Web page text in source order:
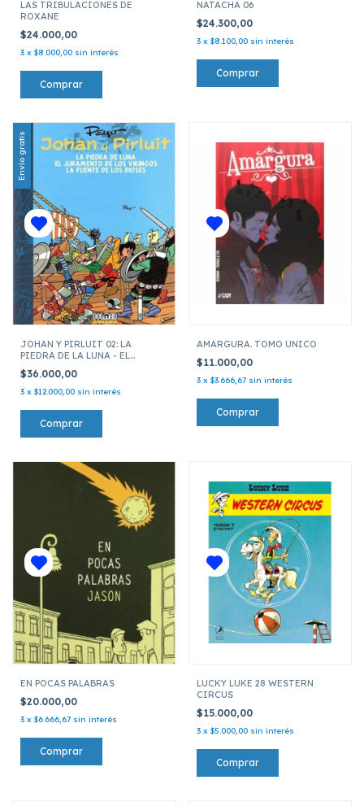
LAS TRIBULACIONES DE
ROXANE
$24.000,00
3 x $8.000,00 sin interés
NATACHA 06
$24.300,00
3 x $8.100,00 sin interés
Envío gratis
JOHAN Y PIRLUIT 02: LA
PIEDRA DE LA LUNA - EL
$36.000,00
3 x $12.000,00 sin interés
AMARGURA. TOMO UNICO
$11.000,00
3 x $3.666,67 sin interés
EN POCAS PALABRAS
$20.000,00
3 x $6.666,67 sin interés
LUCKY LUKE 28 WESTERN
CIRCUS
$15.000,00
3 x $5.000,00 sin interés